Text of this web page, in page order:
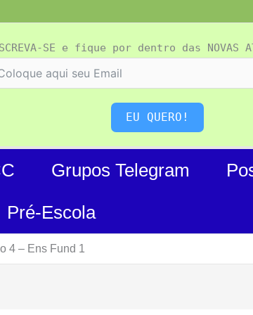
SE e fique por dentro das NOVAS
EU QUERO!
Grupos Telegram
Pré-Escola
4 – Ens Fund 1